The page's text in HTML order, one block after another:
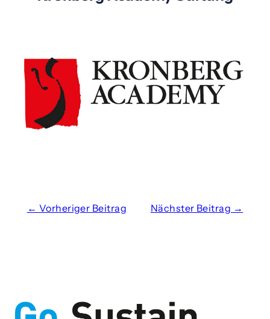
← Vorheriger Beitrag Nächster Beitrag →